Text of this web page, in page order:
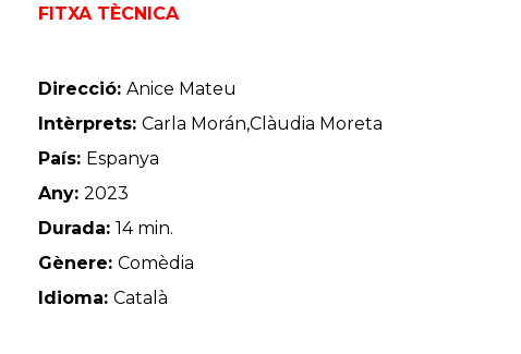
FITXA TÈCNICA
Direcció:Anice Mateu
Intèrprets:Carla Morán,Clàudia Moreta
País: Espanya
Any:2023
Durada:14 min.
Gènere:Comèdia
Idioma:Català